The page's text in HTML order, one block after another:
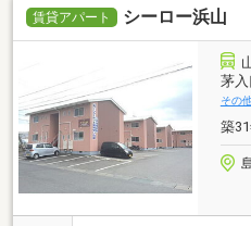
賃貸アパート シーロー浜山
茅
その
築